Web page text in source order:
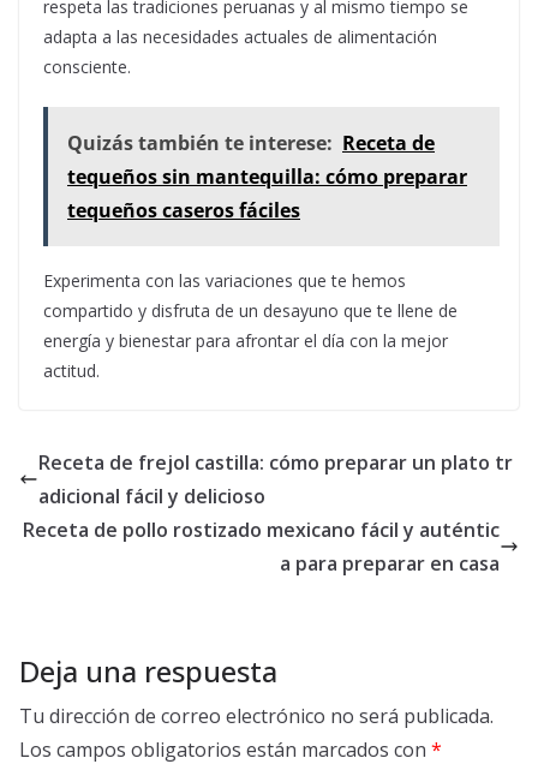
respeta las tradiciones peruanas y al mismo tiempo se
adapta a las necesidades actuales de alimentación
consciente.
Quizás también te interese: Receta de
tequeños sin mantequilla: cómo preparar
tequeños caseros fáciles
Experimenta con las variaciones que te hemos
compartido y disfruta de un desayuno que te llene de
energía y bienestar para afrontar el día con la mejor
actitud.
Receta de frejol castilla: cómo preparar un plato tr
adicional fácil y delicioso
Receta de pollo rostizado mexicano fácil y auténtic
a para preparar en casa
Deja una respuesta
Tu dirección de correo electrónico no será publicada.
Los campos obligatorios están marcados con *